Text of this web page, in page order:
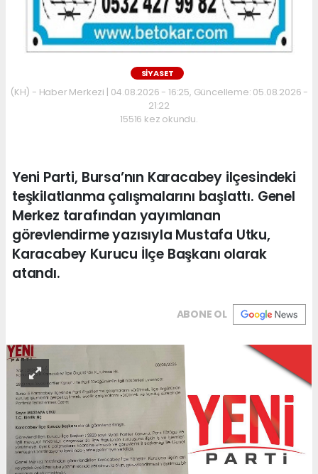
SİYASET
(KH) - Haber Merkezi | 04.08.2026 - 16:25, Güncelleme: 05.08.2026 -
21:22
15516 kez okundu.
Yeni Parti, Bursa’nın Karacabey ilçesindeki
teşkilatlanma çalışmalarını başlattı. Genel
Merkez tarafından yayımlanan
görevlendirme yazısıyla Mustafa Utku,
Karacabey Kurucu İlçe Başkanı olarak
atandı.
ABONE OL